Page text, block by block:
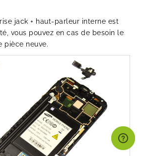
jack + haut-parleur interne est
vous pouvez en cas de besoin le
pièce neuve.